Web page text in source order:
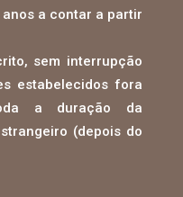
a contar a partir
sem interrupção
estabelecidos fora
a duração da
(depois do